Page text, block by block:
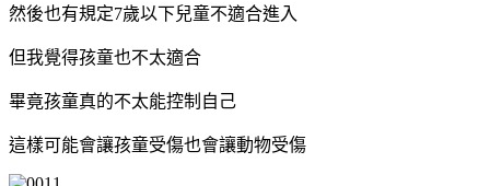
然後也有規定7歲以下兒童不適合進入
但我覺得孩童也不太適合
畢竟孩童真的不太能控制自己
這樣可能會讓孩童受傷也會讓動物受傷